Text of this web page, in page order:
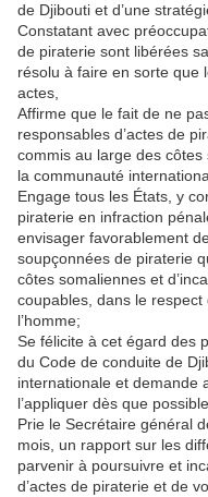
de Djibouti et d’une
Constatant avec
de piraterie sont libérées
résolu à faire en sorte que
actes,
Affirme que le fait de ne
responsables d’actes de
commis au large des côtes
la communauté
Engage tous les États, y
piraterie en infraction
envisager favorablement
soupçonnées de piraterie
côtes somaliennes et
coupables, dans le
l’homme;
Se félicite à cet égard des
du Code de conduite de
internationale et demande
l’appliquer dès que
Prie le Secrétaire général
mois, un rapport sur les
parvenir à poursuivre et
d’actes de piraterie et de